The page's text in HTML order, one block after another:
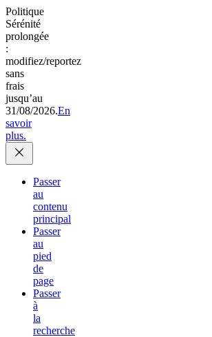
Politique
Sérénité
prolongée
:
modifiez/reportez
sans
frais
jusqu’au
31/08/2026.En
savoir
plus.
Passer
au
contenu
principal
Passer
au
pied
de
page
Passer
à
la
recherche